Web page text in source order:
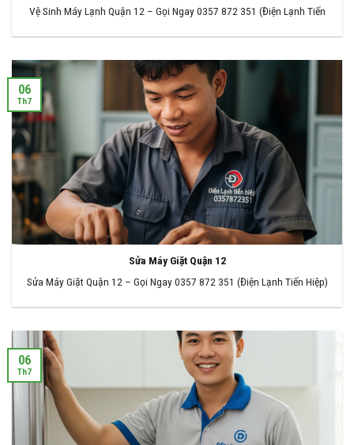
Vệ Sinh Máy Lạnh Quận 12 – Gọi Ngay 0357 872 351 (Điện Lạnh Tiến
Sửa Máy Giặt Quận 12
Sửa Máy Giặt Quận 12 – Gọi Ngay 0357 872 351 (Điện Lạnh Tiến Hiệp)
06
Th7
06
Th7